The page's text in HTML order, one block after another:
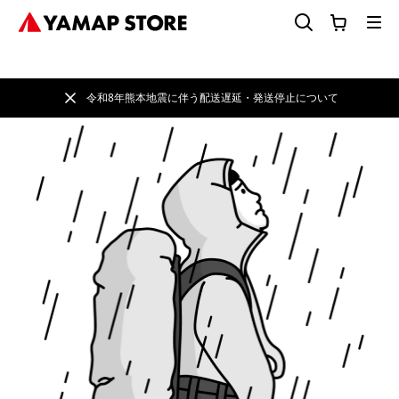
令和8年熊本地震に伴う配送遅延・発送停止について